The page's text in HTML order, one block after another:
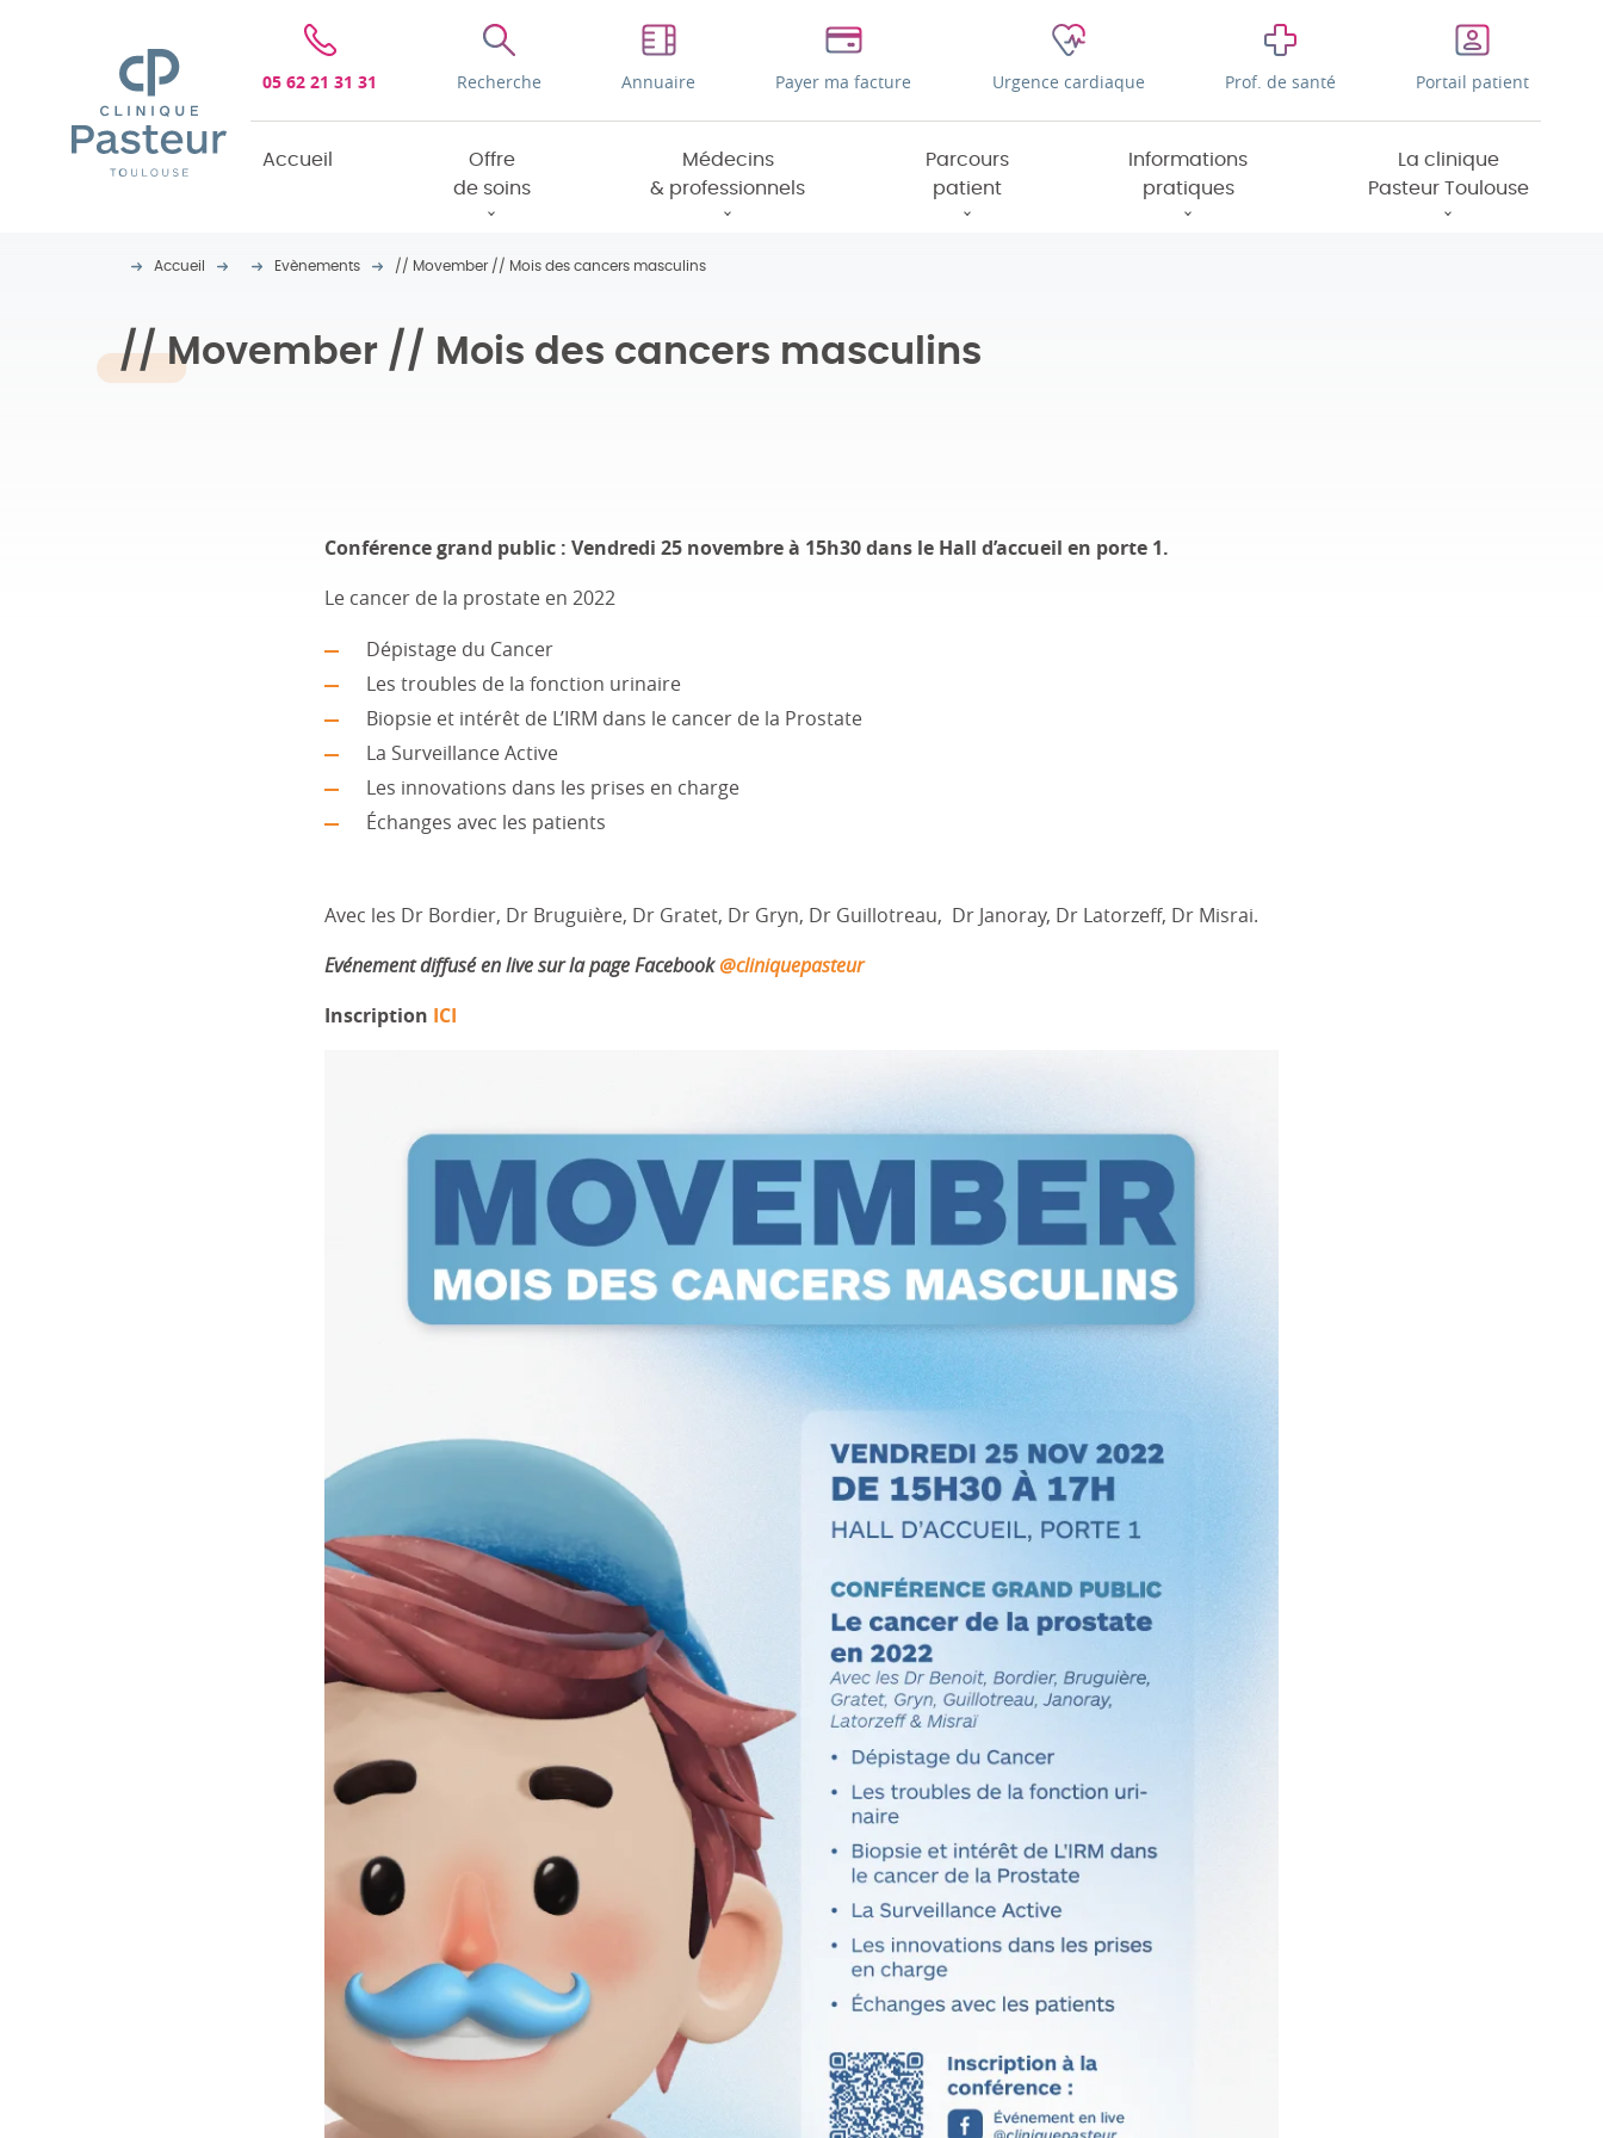
Clinique Pasteur
05 62 21 31 31 Recherche Annuaire Payer ma facture Urgence cardiaque Prof. de santé Portail patient
Accueil
Offre
de soins
Médecins
& professionnels
Parcours
patient
Informations
pratiques
La clinique
Pasteur Toulouse
Accueil Evènements // Movember // Mois des cancers masculins
// Movember // Mois des cancers masculins
Conférence grand public : Vendredi 25 novembre à 15h30 dans le Hall d’accueil en porte 1.
Le cancer de la prostate en 2022
Dépistage du Cancer
Les troubles de la fonction urinaire
Biopsie et intérêt de L’IRM dans le cancer de la Prostate
La Surveillance Active
Les innovations dans les prises en charge
Échanges avec les patients
Avec les Dr Bordier, Dr Bruguière, Dr Gratet, Dr Gryn, Dr Guillotreau, Dr Janoray, Dr Latorzeff, Dr Misrai.
Evénement diffusé en live sur la page Facebook@cliniquepasteur
Inscription ICI